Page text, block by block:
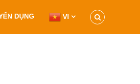
DỤNG VI